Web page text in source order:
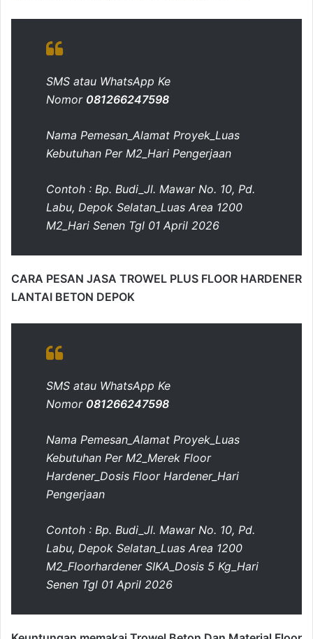
SMS atau WhatsApp Ke
Nomor 081266247598
Nama Pemesan_Alamat Proyek_Luas
Kebutuhan Per M2_Hari Pengerjaan
Contoh : Bp. Budi_Jl. Mawar No. 10, Pd.
Labu, Depok Selatan_Luas Area 1200
M2_Hari Senen Tgl 01 April 2026
CARA PESAN JASA TROWEL PLUS FLOOR HARDENER
LANTAI BETON DEPOK
SMS atau WhatsApp Ke
Nomor 081266247598
Nama Pemesan_Alamat Proyek_Luas
Kebutuhan Per M2_Merek Floor
Hardener_Dosis Floor Hardener_Hari
Pengerjaan
Contoh : Bp. Budi_Jl. Mawar No. 10, Pd.
Labu, Depok Selatan_Luas Area 1200
M2_Floorhardener SIKA_Dosis 5 Kg_Hari
Senen Tgl 01 April 2026